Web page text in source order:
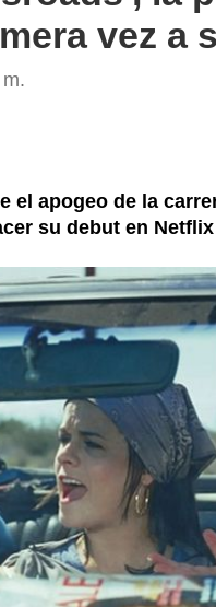
vez a
el apogeo de la
su debut en